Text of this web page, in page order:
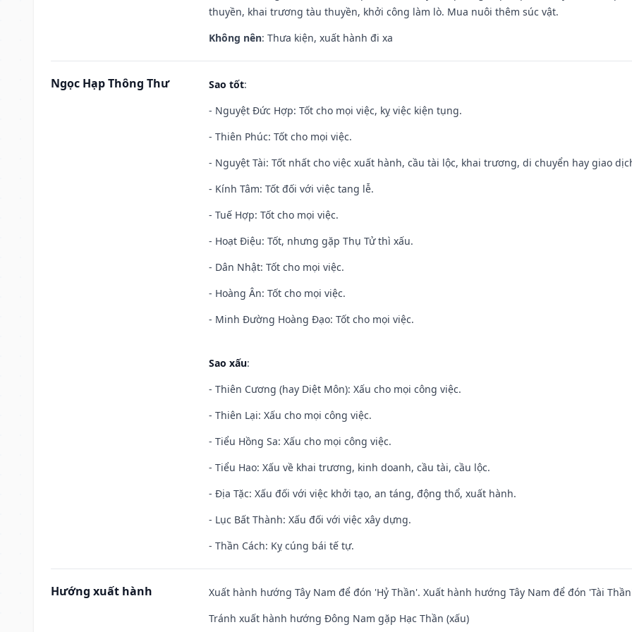
thuyền, khai trương tàu thuyền, khởi công làm lò. Mua nuôi thêm súc vật.
Không nên: Thưa kiện, xuất hành đi xa
Ngọc Hạp Thông Thư Sao tốt:
- Nguyệt Đức Hợp: Tốt cho mọi việc, kỵ việc kiện tụng.
- Thiên Phúc: Tốt cho mọi việc.
- Nguyệt Tài: Tốt nhất cho việc xuất hành, cầu tài lộc, khai trương, di chuyển hay giao
- Kính Tâm: Tốt đối với việc tang lễ.
- Tuế Hợp: Tốt cho mọi việc.
- Hoạt Điệu: Tốt, nhưng gặp Thụ Tử thì xấu.
- Dân Nhật: Tốt cho mọi việc.
- Hoàng Ân: Tốt cho mọi việc.
- Minh Đường Hoàng Đạo: Tốt cho mọi việc.
Sao xấu:
- Thiên Cương (hay Diệt Môn): Xấu cho mọi công việc.
- Thiên Lại: Xấu cho mọi công việc.
- Tiểu Hồng Sa: Xấu cho mọi công việc.
- Tiểu Hao: Xấu về khai trương, kinh doanh, cầu tài, cầu lộc.
- Địa Tặc: Xấu đối với việc khởi tạo, an táng, động thổ, xuất hành.
- Lục Bất Thành: Xấu đối với việc xây dựng.
- Thần Cách: Kỵ cúng bái tế tự.
Hướng xuất hành
Xuất hành hướng Tây Nam để đón 'Hỷ Thần'. Xuất hành hướng Tây Nam để đón 'Tài
Tránh xuất hành hướng Đông Nam gặp Hạc Thần (xấu)